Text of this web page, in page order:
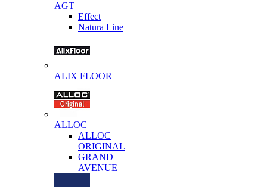
AGT
Effect
Natura Line
ALIX FLOOR
ALLOC
ALLOC
ORIGINAL
GRAND
AVENUE